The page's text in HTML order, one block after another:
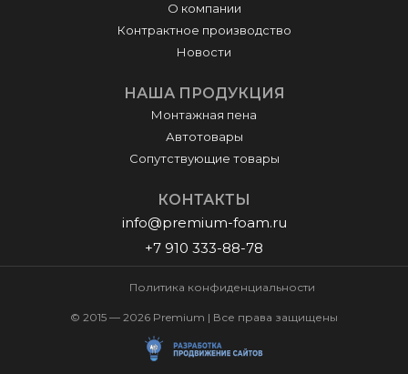
О компании
Контрактное производство
Новости
НАША ПРОДУКЦИЯ
Монтажная пена
Автотовары
Сопутствующие товары
КОНТАКТЫ
info@premium-foam.ru
+7 910 333-88-78
Политика конфиденциальности
© 2015 — 2026 Premium | Все права защищены